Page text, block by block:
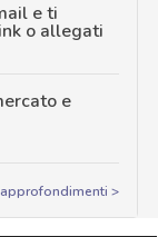
e ti
o allegati
e
>